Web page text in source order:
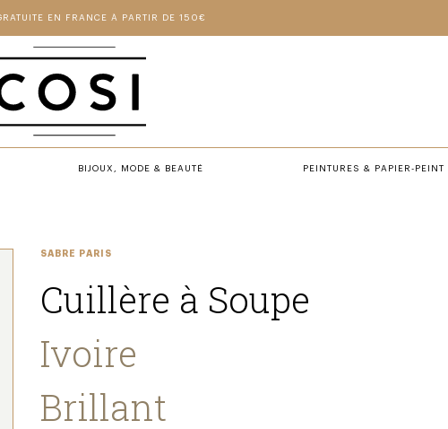
EN FRANCE À PARTIR DE 150€
BIJOUX, MODE & BEAUTÉ PEINTURES & PAPIER-PEINT
SABRE PARIS
Cuillère à Soupe
Ivoire
Brillant